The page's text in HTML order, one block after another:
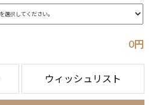
0円
ウィッシュリスト